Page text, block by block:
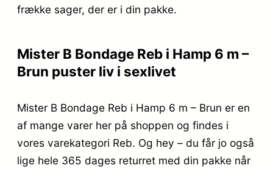
frække sager, der er i din pakke.
Mister B Bondage Reb i Hamp 6 m –
Brun puster liv i sexlivet
Mister B Bondage Reb i Hamp 6 m – Brun er en
af mange varer her på shoppen og findes i
vores varekategori Reb. Og hey – du får jo også
lige hele 365 dages returret med din pakke når